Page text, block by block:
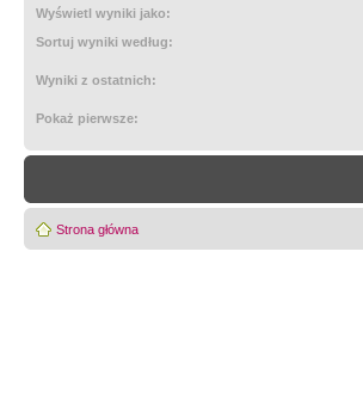
Wyświetl wyniki jako:
Sortuj wyniki według:
Wyniki z ostatnich:
Pokaż pierwsze:
Strona główna